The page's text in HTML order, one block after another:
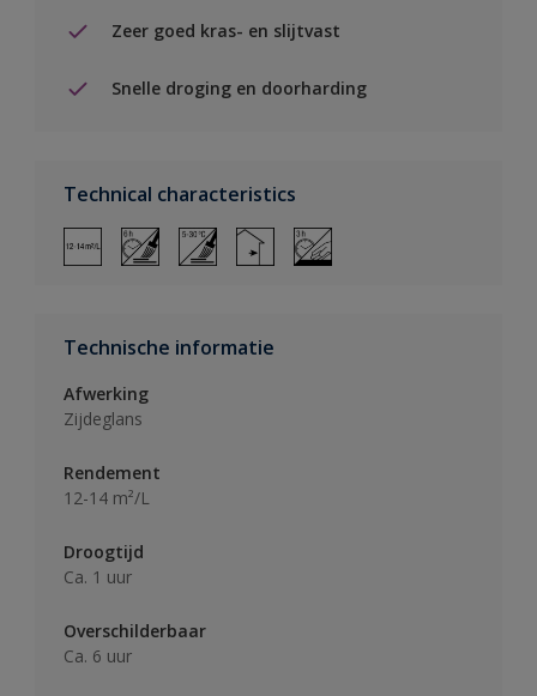
Zeer goed kras- en slijtvast
Snelle droging en doorharding
Technical characteristics
Technische informatie
Afwerking
Zijdeglans
Rendement
12-14 m²/L
Droogtijd
Ca. 1 uur
Overschilderbaar
Ca. 6 uur